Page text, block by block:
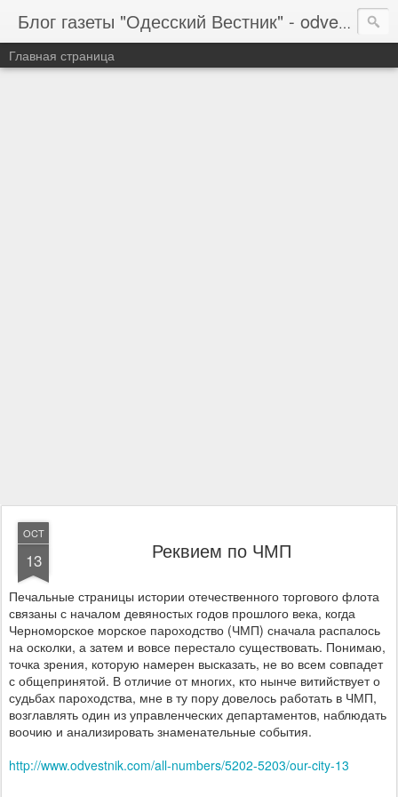
Блог газеты "Одесский Вестник" - odvestnik.com.ua, odvestnik.com
Главная страница
OCT
13 Реквием по ЧМП
Печальные страницы истории отечественного торгового флота
связаны с началом девяностых годов прошлого века, когда
Черноморское морское пароходство (ЧМП) сначала распалось
на осколки, а затем и вовсе перестало существовать. Понимаю,
точка зрения, которую намерен высказать, не во всем совпадет
с общепринятой. В отличие от многих, кто нынче витийствует о
судьбах пароходства, мне в ту пору довелось работать в ЧМП,
возглавлять один из управленческих департаментов, наблюдать
воочию и анализировать знаменательные события.
http://www.odvestnik.com/all-numbers/5202-5203/our-city-13